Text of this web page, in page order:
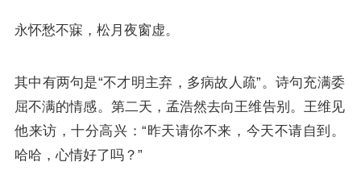
永怀愁不寐，松月夜窗虚。
其中有两句是“不才明主弃，多病故人疏”。诗句充满委
屈不满的情感。第二天，孟浩然去向王维告别。王维见
他来访，十分高兴：“昨天请你不来，今天不请自到。
哈哈，心情好了吗？”